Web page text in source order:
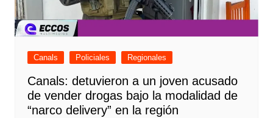
Canals Policiales Regionales
Canals: detuvieron a un joven acusado
de vender drogas bajo la modalidad de
“narco delivery” en la región